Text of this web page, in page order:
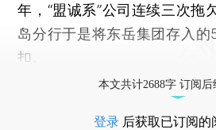
年，“盟诚系”公司连续三次拖
岛分行于是将东岳集团存入的
扣。
本文共计2688字 订阅
登录 后获取已订阅的